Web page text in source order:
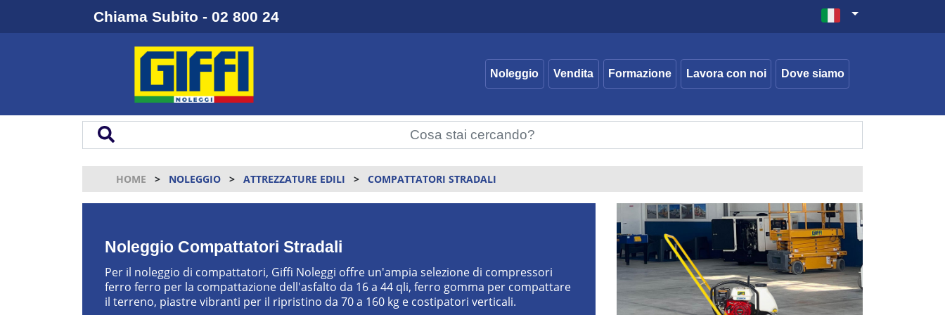
Chiama Subito - 02 800 24
Noleggio Vendita Formazione Lavora con noi Dove siamo
HOME NOLEGGIO ATTREZZATURE EDILI COMPATTATORI STRADALI
Noleggio Compattatori Stradali
Per il noleggio di compattatori, Giffi Noleggi offre un'ampia selezione di compressori
ferro ferro per la compattazione dell'asfalto da 16 a 44 qli, ferro gomma per compattare
il terreno, piastre vibranti per il ripristino da 70 a 160 kg e costipatori verticali.